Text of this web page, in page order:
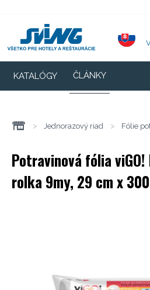
KATALÓGY ČLÁNKY
> Jednorazový riad > Fólie
Potravinová fólia viGO!
rolka 9my, 29 cm x